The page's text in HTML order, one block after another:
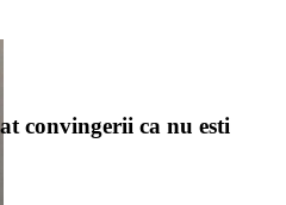
convingerii ca nu esti